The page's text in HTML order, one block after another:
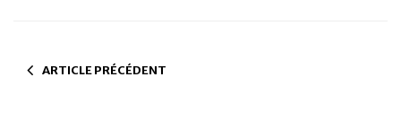
ARTICLE PRÉCÉDENT